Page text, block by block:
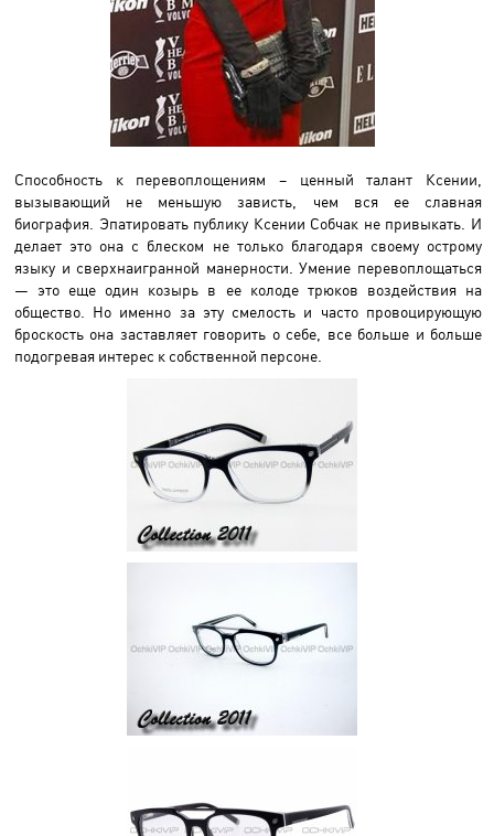
Способность к перевоплощениям – ценный талант Ксении,
вызывающий не меньшую зависть, чем вся ее славная
биография. Эпатировать публику Ксении Собчак не привыкать. И
делает это она с блеском не только благодаря своему острому
языку и сверхнаигранной манерности. Умение перевоплощаться
— это еще один козырь в ее колоде трюков воздействия на
общество. Но именно за эту смелость и часто провоцирующую
броскость она заставляет говорить о себе, все больше и больше
подогревая интерес к собственной персоне.